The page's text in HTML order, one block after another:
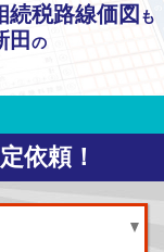
続税路線価図 も
田 の
依頼！